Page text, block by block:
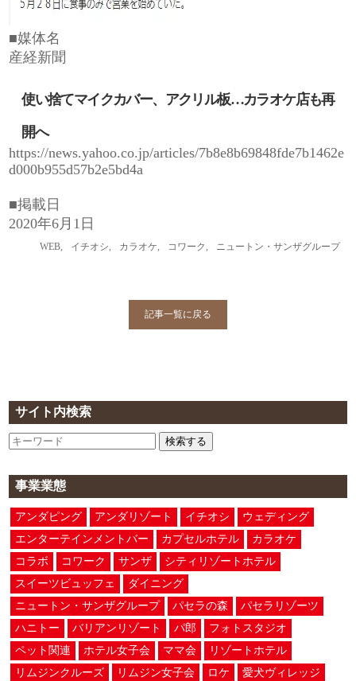
サイト内検索
検索する
事業業態
アンダピング アンダリゾート イチオシ
ウェディング
エンターテインメントバー
カプセルホテル
カラオケ
コラボ
コワーク サンザ
シティリゾートホテル
スイーツビュッフェ
ダイニング
ニュートン・サンザグループ
パセラの森
パセラリゾーツ
ハニトー
バリアンリゾート パ郎
フォトスタジオ
ペット関連
ホテル女子会 ママ会
リゾートホテル
リムジンクルーズ
リムジン女子会 ロケ
愛犬ヴィレッジ
■媒体名
産経新聞
使い捨てマイクカバー、アクリル板…カラオケ店も再
開へ
https://news.yahoo.co.jp/articles/7b8e8b69848fde7b1462e
d000b955d57b2e5bd4a
■掲載日
2020年6月1日
WEB イチオシ カラオケ コワーク ニュートン・サンザグループ
記事一覧に戻る